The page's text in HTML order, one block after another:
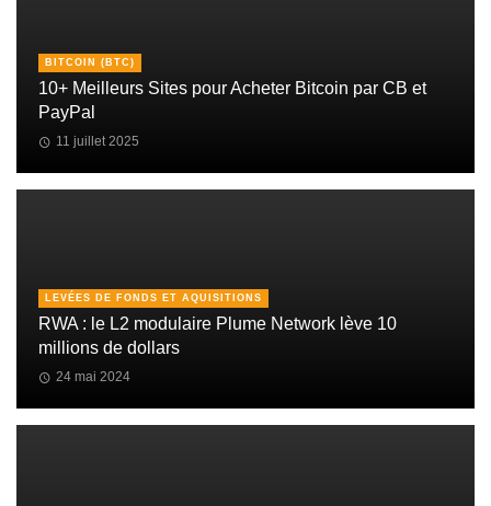
BITCOIN (BTC)
10+ Meilleurs Sites pour Acheter Bitcoin par CB et
PayPal
11 juillet 2025
LEVÉES DE FONDS ET AQUISITIONS
RWA : le L2 modulaire Plume Network lève 10
millions de dollars
24 mai 2024